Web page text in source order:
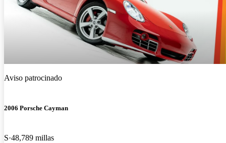
Aviso patrocinado
2006 Porsche Cayman
S 48,789 millas